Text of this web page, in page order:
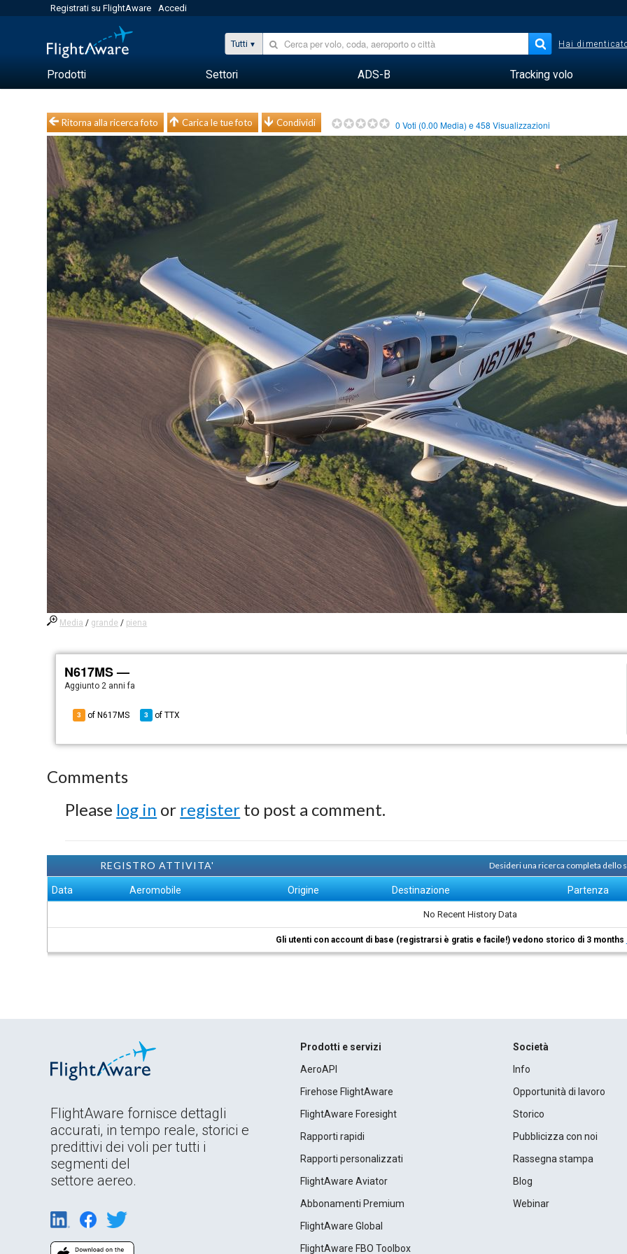
Registrati su FlightAware Accedi
Tutti Hai
Prodotti Settori ADS-B Tracking volo
Ritorna alla ricerca foto Carica le tue foto Condividi 0 Voti (0.00 Media) e458 Visualizzazioni
Media / grande / piena
N617MS —
Aggiunto2 anni fa
3 of N617MS 3 ofTTX
Comments
Please log in or register to post a comment.
REGISTRO ATTIVITA' Desideri una ricerca completa dello
Data Aeromobile Origine Destinazione Partenza
No Recent History Data
Gli utenti con account di base (registrarsi è gratis e facile!) vedono storico di 3 months
FlightAware fornisce dettagli
accurati, in tempo reale, storici e
predittivi dei voli per tutti i
segmenti del
settore aereo.
Prodotti e servizi
AeroAPI
Firehose FlightAware
FlightAware Foresight
Rapporti rapidi
Rapporti personalizzati
FlightAware Aviator
Abbonamenti Premium
FlightAware Global
FlightAware FBO Toolbox
Società
Info
Opportunità di lavoro
Storico
Pubblicizza con noi
Rassegna stampa
Blog
Webinar